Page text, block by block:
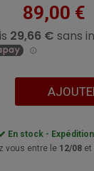
89,00 €
En stock -
vous entre le 12/08et